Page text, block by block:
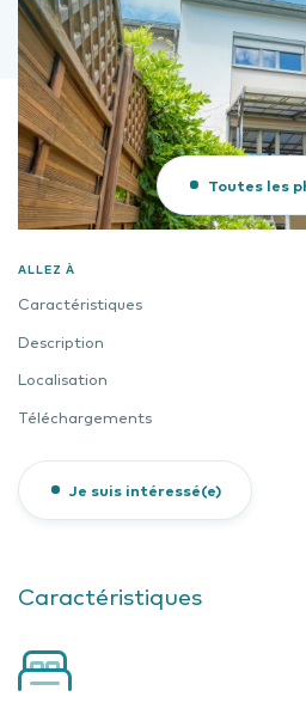
Toutes les
ALLEZ À
Caractéristiques
Description
Localisation
Téléchargements
Je suis intéressé(e)
Caractéristiques